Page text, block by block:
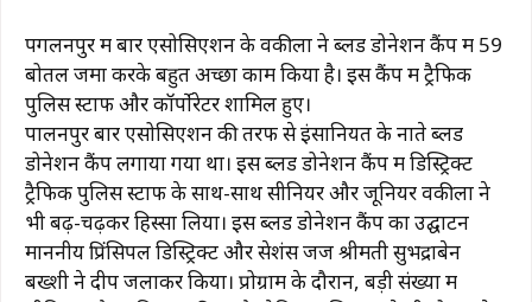
पगलनपुर में बार एसोसिएशन के वकीलों ने ब्लड डोनेशन कैंप में 59
बोतलें जमा करके बहुत अच्छा काम किया है। इस कैंप में ट्रैफिक
पुलिस स्टाफ और कॉर्पोरेटर शामिल हुए।
पालनपुर बार एसोसिएशन की तरफ से इंसानियत के नाते ब्लड
डोनेशन कैंप लगाया गया था। इस ब्लड डोनेशन कैंप में डिस्ट्रिक्ट
ट्रैफिक पुलिस स्टाफ के साथ-साथ सीनियर और जूनियर वकीलों ने
भी बढ़-चढ़कर हिस्सा लिया। इस ब्लड डोनेशन कैंप का उद्घाटन
माननीय प्रिंसिपल डिस्ट्रिक्ट और सेशंस जज श्रीमती सुभद्राबेन
बख्शी ने दीप जलाकर किया। प्रोग्राम के दौरान, बड़ी संख्या में